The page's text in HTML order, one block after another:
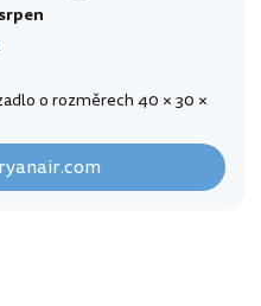
o rozměrech 40 × 30 ×